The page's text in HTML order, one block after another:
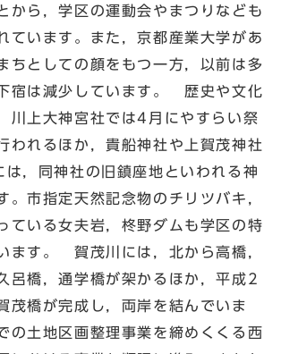
から，学区の運動会やまつりなども
ています。また，京都産業大学があ
ちとしての顔をもつ一方，以前は多
宿は減少しています。 歴史や文化
川上大神宮社では4月にやすらい祭
われるほか，貴船神社や上賀茂神社
は，同神社の旧鎮座地といわれる神
。市指定天然記念物のチリツバキ，
ている女夫岩，柊野ダムも学区の特
ます。 賀茂川には，北から高橋，
呂橋，通学橋が架かるほか，平成2
茂橋が完成し，両岸を結んでいま
土地区画整理事業を締めくくる西